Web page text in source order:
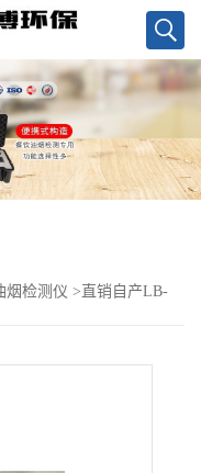
烟检测仪 > 直销自产LB-